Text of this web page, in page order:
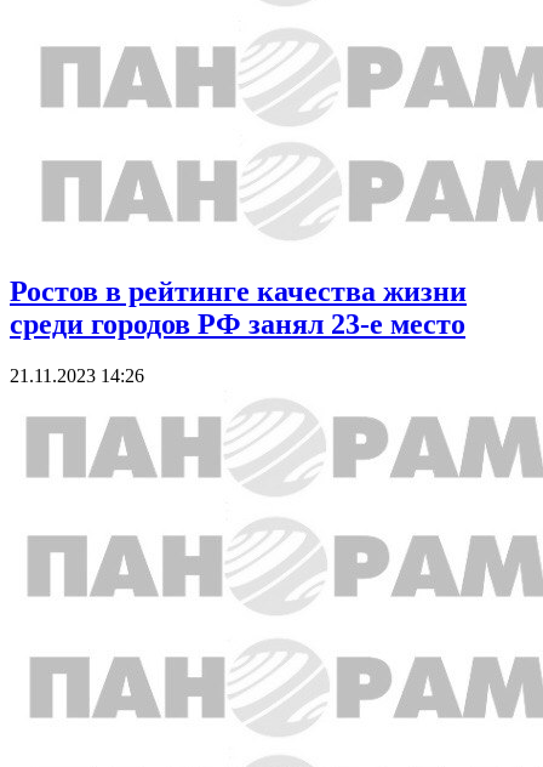
Ростов в рейтинге качества жизни
среди городов РФ занял 23-е место
21.11.2023 14:26